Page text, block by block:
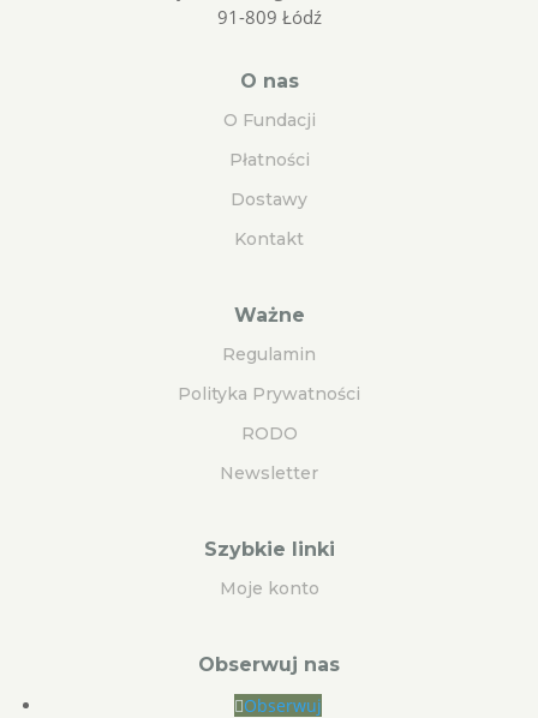
91-809 Łódź
O nas
O Fundacji
Płatności
Dostawy
Kontakt
Ważne
Regulamin
Polityka Prywatności
RODO
Newsletter
Szybkie linki
Moje konto
Obserwuj nas
Obserwuj